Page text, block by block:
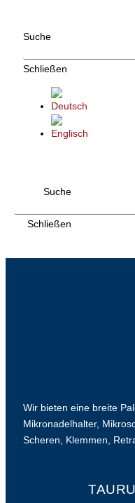
Suche
Schließen
Suche
Schließen
Wir bieten eine breite
Mikronadelhalter,
Scheren, Klemmen,